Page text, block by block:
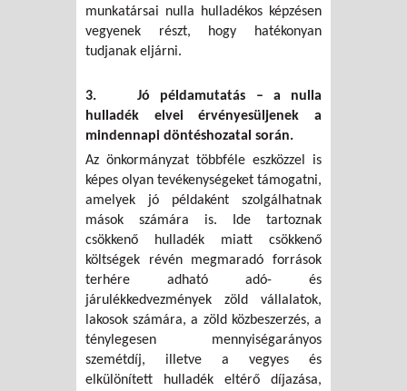
munkatársai nulla hulladékos képzésen
vegyenek részt, hogy hatékonyan
tudjanak eljárni.
3. Jó példamutatás – a nulla
hulladék elvei érvényesüljenek a
mindennapi döntéshozatal során.
Az önkormányzat többféle eszközzel is
képes olyan tevékenységeket támogatni,
amelyek jó példaként szolgálhatnak
mások számára is. Ide tartoznak
csökkenő hulladék miatt csökkenő
költségek révén megmaradó források
terhére adható adó- és
járulékkedvezmények zöld vállalatok,
lakosok számára, a zöld közbeszerzés, a
ténylegesen mennyiségarányos
szemétdíj, illetve a vegyes és
elkülönített hulladék eltérő díjazása,